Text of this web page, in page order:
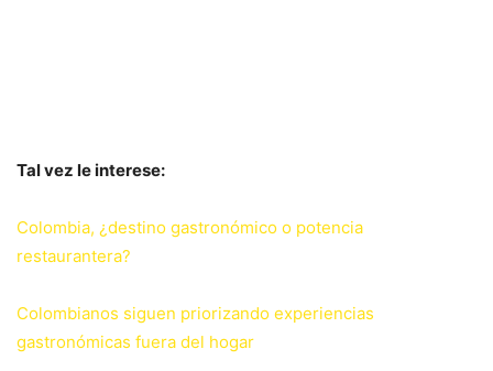
Tal vez le interese:
Colombia, ¿destino gastronómico o potencia
restaurantera?
Colombianos siguen priorizando experiencias
gastronómicas fuera del hogar